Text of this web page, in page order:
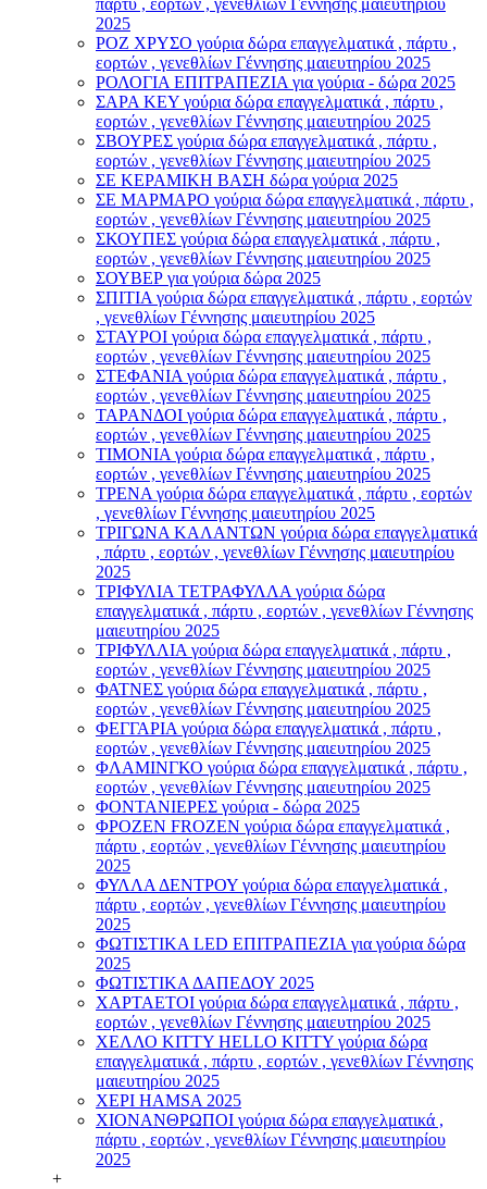
πάρτυ , εορτών , γενεθλίων Γέννησης μαιευτηρίου
2025
ΡΟΖ ΧΡΥΣΟ γούρια δώρα επαγγελματικά , πάρτυ ,
εορτών , γενεθλίων Γέννησης μαιευτηρίου 2025
ΡΟΛΟΓΙΑ ΕΠΙΤΡΑΠΕΖΙΑ για γούρια - δώρα 2025
ΣΑΡΑ ΚΕΥ γούρια δώρα επαγγελματικά , πάρτυ ,
εορτών , γενεθλίων Γέννησης μαιευτηρίου 2025
ΣΒΟΥΡΕΣ γούρια δώρα επαγγελματικά , πάρτυ ,
εορτών , γενεθλίων Γέννησης μαιευτηρίου 2025
ΣΕ ΚΕΡΑΜΙΚΗ ΒΑΣΗ δώρα γούρια 2025
ΣΕ ΜΑΡΜΑΡΟ γούρια δώρα επαγγελματικά , πάρτυ ,
εορτών , γενεθλίων Γέννησης μαιευτηρίου 2025
ΣΚΟΥΠΕΣ γούρια δώρα επαγγελματικά , πάρτυ ,
εορτών , γενεθλίων Γέννησης μαιευτηρίου 2025
ΣΟΥΒΕΡ για γούρια δώρα 2025
ΣΠΙΤΙΑ γούρια δώρα επαγγελματικά , πάρτυ , εορτών
, γενεθλίων Γέννησης μαιευτηρίου 2025
ΣΤΑΥΡΟI γούρια δώρα επαγγελματικά , πάρτυ ,
εορτών , γενεθλίων Γέννησης μαιευτηρίου 2025
ΣΤΕΦΑΝΙΑ γούρια δώρα επαγγελματικά , πάρτυ ,
εορτών , γενεθλίων Γέννησης μαιευτηρίου 2025
ΤΑΡΑΝΔΟΙ γούρια δώρα επαγγελματικά , πάρτυ ,
εορτών , γενεθλίων Γέννησης μαιευτηρίου 2025
ΤΙΜΟΝΙA γούρια δώρα επαγγελματικά , πάρτυ ,
εορτών , γενεθλίων Γέννησης μαιευτηρίου 2025
ΤΡΕΝΑ γούρια δώρα επαγγελματικά , πάρτυ , εορτών
, γενεθλίων Γέννησης μαιευτηρίου 2025
ΤΡΙΓΩΝΑ ΚΑΛΑΝΤΩΝ γούρια δώρα επαγγελματικά
, πάρτυ , εορτών , γενεθλίων Γέννησης μαιευτηρίου
2025
ΤΡΙΦΥΛΙΑ ΤΕΤΡΑΦΥΛΛΑ γούρια δώρα
επαγγελματικά , πάρτυ , εορτών , γενεθλίων Γέννησης
μαιευτηρίου 2025
ΤΡΙΦΥΛΛΙΑ γούρια δώρα επαγγελματικά , πάρτυ ,
εορτών , γενεθλίων Γέννησης μαιευτηρίου 2025
ΦΑΤΝΕΣ γούρια δώρα επαγγελματικά , πάρτυ ,
εορτών , γενεθλίων Γέννησης μαιευτηρίου 2025
ΦΕΓΓΑΡΙΑ γούρια δώρα επαγγελματικά , πάρτυ ,
εορτών , γενεθλίων Γέννησης μαιευτηρίου 2025
ΦΛΑΜΙΝΓΚΟ γούρια δώρα επαγγελματικά , πάρτυ ,
εορτών , γενεθλίων Γέννησης μαιευτηρίου 2025
ΦΟΝΤΑΝΙΕΡΕΣ γούρια - δώρα 2025
ΦΡΟΖΕΝ FROZEN γούρια δώρα επαγγελματικά ,
πάρτυ , εορτών , γενεθλίων Γέννησης μαιευτηρίου
2025
ΦΥΛΛΑ ΔΕΝΤΡΟΥ γούρια δώρα επαγγελματικά ,
πάρτυ , εορτών , γενεθλίων Γέννησης μαιευτηρίου
2025
ΦΩΤΙΣΤΙΚΑ LED ΕΠΙΤΡΑΠΕΖΙΑ για γούρια δώρα
2025
ΦΩΤΙΣΤΙΚΑ ΔΑΠΕΔΟΥ 2025
ΧΑΡΤΑΕΤΟI γούρια δώρα επαγγελματικά , πάρτυ ,
εορτών , γενεθλίων Γέννησης μαιευτηρίου 2025
ΧΕΛΛΟ ΚΙΤΤΥ HELLO KITTY γούρια δώρα
επαγγελματικά , πάρτυ , εορτών , γενεθλίων Γέννησης
μαιευτηρίου 2025
ΧΕΡΙ HAMSA 2025
ΧΙΟΝΑΝΘΡΩΠΟΙ γούρια δώρα επαγγελματικά ,
πάρτυ , εορτών , γενεθλίων Γέννησης μαιευτηρίου
2025
+